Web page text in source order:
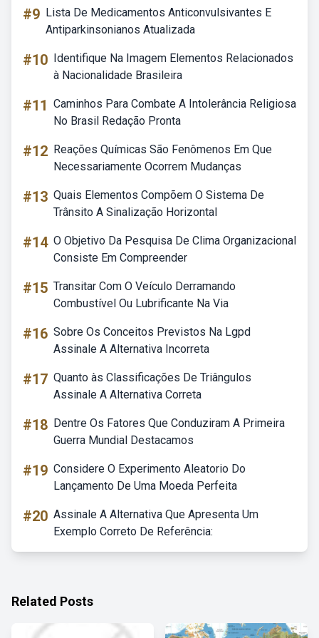
#9 Lista De Medicamentos Anticonvulsivantes E
Antiparkinsonianos Atualizada
#10 Identifique Na Imagem Elementos Relacionados
à Nacionalidade Brasileira
#11 Caminhos Para Combate A Intolerância Religiosa
No Brasil Redação Pronta
#12 Reações Químicas São Fenômenos Em Que
Necessariamente Ocorrem Mudanças
#13 Quais Elementos Compõem O Sistema De
Trânsito A Sinalização Horizontal
#14 O Objetivo Da Pesquisa De Clima Organizacional
Consiste Em Compreender
#15 Transitar Com O Veículo Derramando
Combustível Ou Lubrificante Na Via
#16 Sobre Os Conceitos Previstos Na Lgpd
Assinale A Alternativa Incorreta
#17 Quanto às Classificações De Triângulos
Assinale A Alternativa Correta
#18 Dentre Os Fatores Que Conduziram A Primeira
Guerra Mundial Destacamos
#19 Considere O Experimento Aleatorio Do
Lançamento De Uma Moeda Perfeita
#20 Assinale A Alternativa Que Apresenta Um
Exemplo Correto De Referência:
Related Posts